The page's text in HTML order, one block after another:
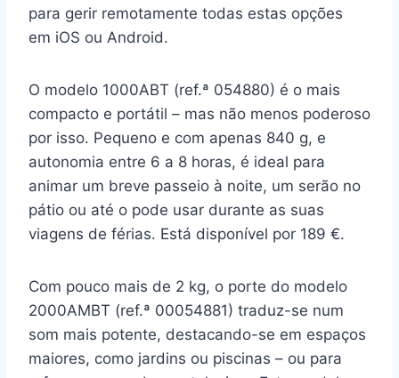
para gerir remotamente todas estas opções
em iOS ou Android.
O modelo 1000ABT (ref.ª 054880) é o mais
compacto e portátil – mas não menos poderoso
por isso. Pequeno e com apenas 840 g, e
autonomia entre 6 a 8 horas, é ideal para
animar um breve passeio à noite, um serão no
pátio ou até o pode usar durante as suas
viagens de férias. Está disponível por 189 €.
Com pouco mais de 2 kg, o porte do modelo
2000AMBT (ref.ª 00054881) traduz-se num
som mais potente, destacando-se em espaços
maiores, como jardins ou piscinas – ou para